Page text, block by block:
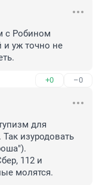
с Робином
и уж точно не
+0 –0
для
изуродовать
112 и
молятся.